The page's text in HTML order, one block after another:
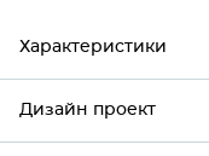
Характеристики
Ширина
Дизайн проект